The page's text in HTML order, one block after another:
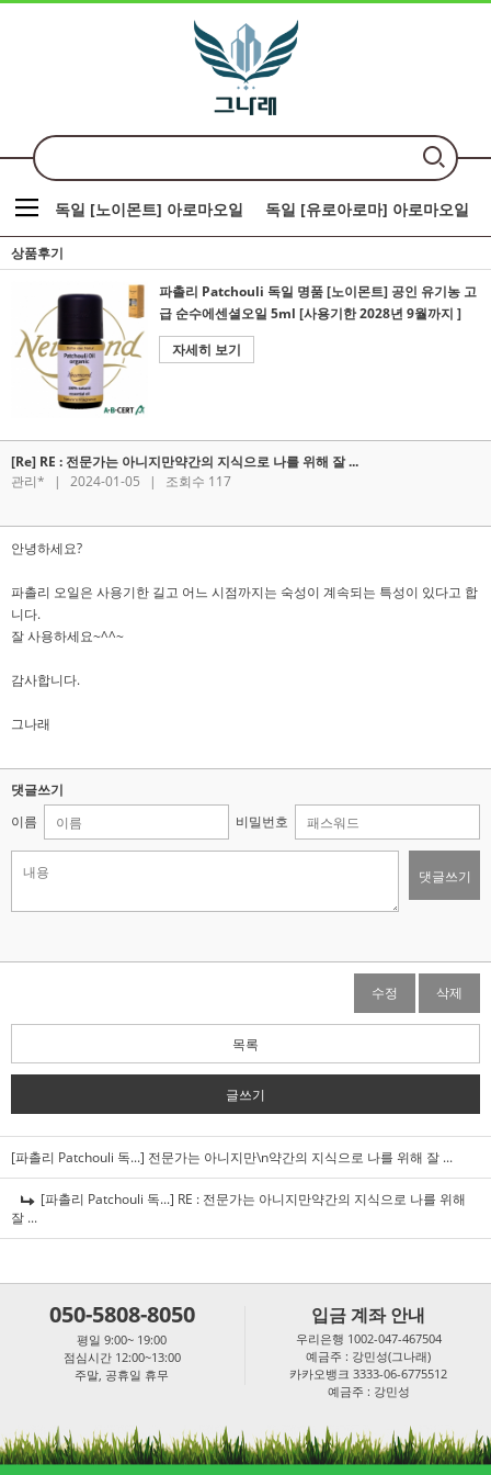
독일 [노이몬트] 아로마오일 독일 [유로아로마] 아로마오일
상품후기
파촐리 Patchouli 독일 명품 [노이몬트] 공인 유기농 고
급 순수에센셜오일 5ml [사용기한 2028년 9월까지 ]
자세히 보기
[Re] RE : 전문가는 아니지만약간의 지식으로 나를 위해 잘 ...
관리*
| 2024-01-05 | 조회수 117
안녕하세요?
파촐리 오일은 사용기한 길고 어느 시점까지는 숙성이 계속되는 특성이 있다고 합
니다.
잘 사용하세요~^^~
감사합니다.
그나래
댓글쓰기
이름
비밀번호
댓글쓰기
수정 삭제
목록
글쓰기
[파촐리 Patchouli 독...] 전문가는 아니지만\n약간의 지식으로 나를 위해 잘 ...
[파촐리 Patchouli 독...] RE : 전문가는 아니지만약간의 지식으로 나를 위해
잘 ...
050-5808-8050
평일 9:00~ 19:00
점심시간 12:00~13:00
주말, 공휴일 휴무
입금 계좌 안내
우리은행 1002-047-467504
예금주 : 강민성(그나래)
카카오뱅크 3333-06-6775512
예금주 : 강민성